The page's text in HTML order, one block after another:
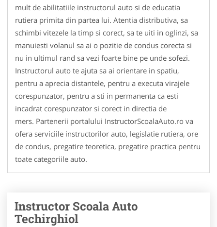
mult de abilitatiile instructorul auto si de educatia
rutiera primita din partea lui. Atentia distributiva, sa
schimbi vitezele la timp si corect, sa te uiti in oglinzi, sa
manuiesti volanul sa ai o pozitie de condus corecta si
nu in ultimul rand sa vezi foarte bine pe unde sofezi.
Instructorul auto te ajuta sa ai orientare in spatiu,
pentru a aprecia distantele, pentru a executa virajele
corespunzator, pentru a sti in permanenta ca esti
incadrat corespunzator si corect in directia de
mers. Partenerii portalului InstructorScoalaAuto.ro va
ofera serviciile instructorilor auto, legislatie rutiera, ore
de condus, pregatire teoretica, pregatire practica pentru
toate categoriile auto.
Instructor Scoala Auto
Techirghiol